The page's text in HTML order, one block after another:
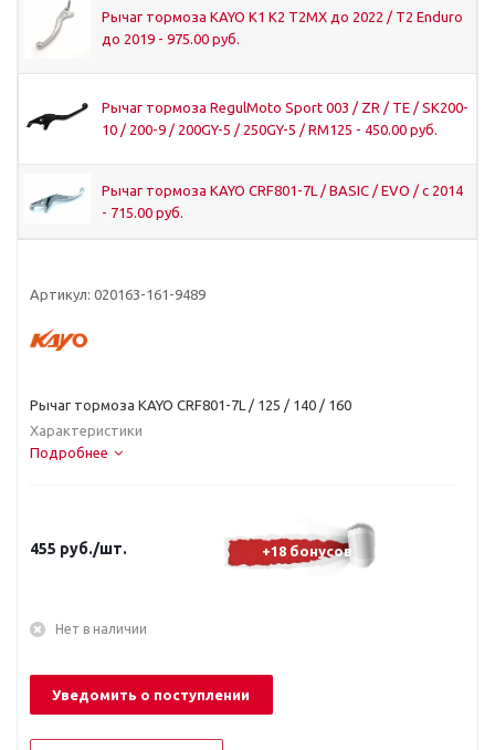
Рычаг тормоза KAYO K1 K2 T2MX до 2022 / T2 Enduro
до 2019 - 975.00 руб.
Рычаг тормоза RegulMoto Sport 003 / ZR / TE / SK200-
10 / 200-9 / 200GY-5 / 250GY-5 / RM125 - 450.00 руб.
Рычаг тормоза KAYO CRF801-7L / BASIC / EVO / с 2014
- 715.00 руб.
Артикул: 020163-161-9489
Рычаг тормоза KAYO CRF801-7L / 125 / 140 / 160
Характеристики
Подробнее
455 руб./шт. +18 бонусов
Нет в наличии
Уведомить о поступлении